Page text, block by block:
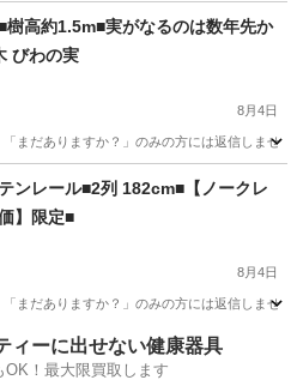
樹高約1.5m■実がなるのは数年先か
びわの実
8月4日
まだありますか？」のみの方には返信し
テンレール■2列 182cm■【ノークレ
】限定■
8月4日
まだありますか？」のみの方には返信し
インド 個人
ィーに出せない健康器具
OK！最大限買取します